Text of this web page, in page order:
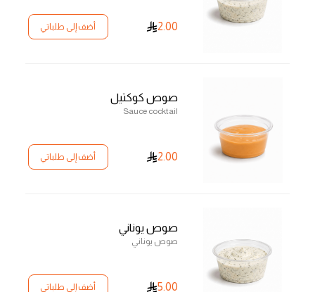
2.00 أضف إلى طلباتي
صوص كوكتيل
Sauce cocktail
2.00 أضف إلى طلباتي
صوص يوناني
صوص يوناني
5.00 أضف إلى طلباتي